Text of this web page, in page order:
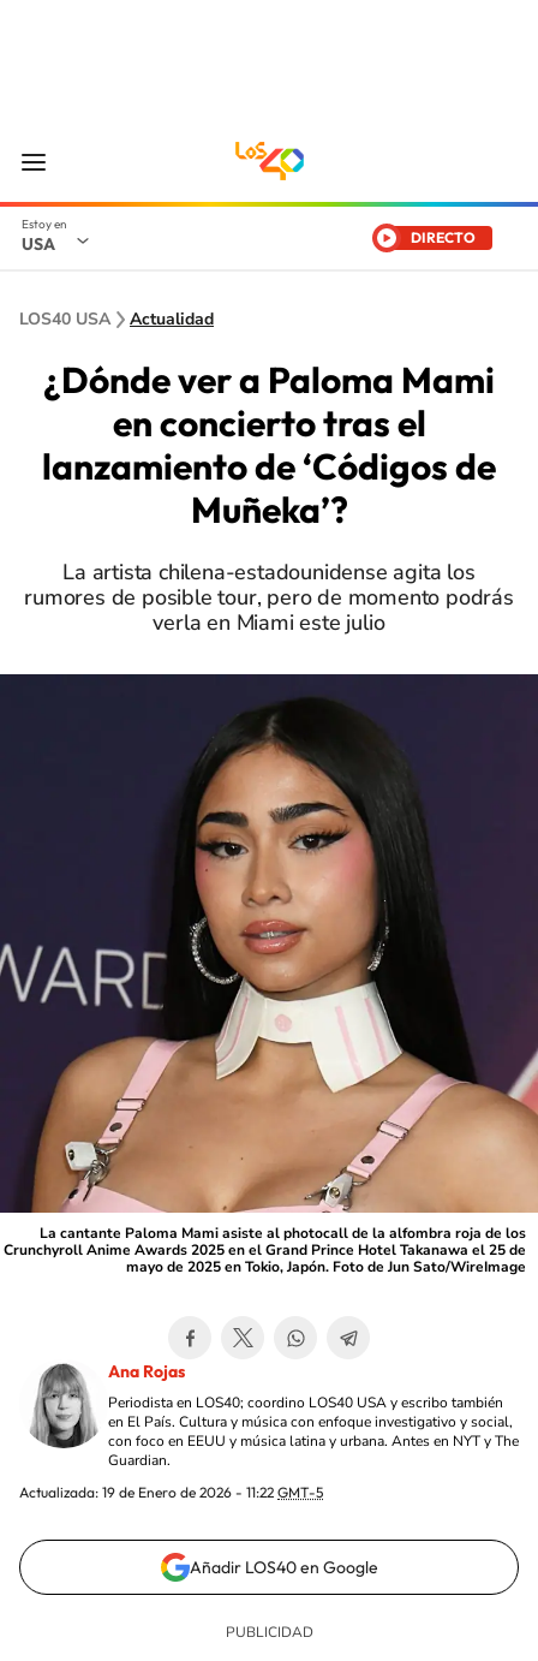
USA DIRECTO
LOS40 USA Actualidad
¿Dónde ver a Paloma Mami
en concierto tras el
lanzamiento de ‘Códigos de
Muñeka’?
La artista chilena-estadounidense agita los
rumores de posible tour, pero de momento podrás
verla en Miami este julio
La cantante Paloma Mami asiste al photocall de la alfombra roja de los
Crunchyroll Anime Awards 2025 en el Grand Prince Hotel Takanawa el 25 de
mayo de 2025 en Tokio, Japón. Foto de Jun Sato/WireImage
Ana Rojas
Periodista en LOS40; coordino LOS40 USA y escribo también
en El País. Cultura y música con enfoque investigativo y social,
con foco en EEUU y música latina y urbana. Antes en NYT y The
Guardian.
Actualizada: 19 de Enero de 2026 - 11:22 GMT-5
Añadir LOS40 en Google